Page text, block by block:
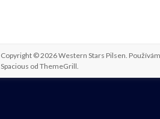
Copyright © 2026Western Stars Pilsen .
Spacious od ThemeGrill